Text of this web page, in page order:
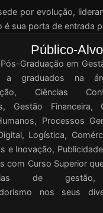
por evolução,
é sua porta de entrada
Público-Alvo
Graduação em
a graduados na
Ciências
Gestão Financeira,
Processos
Logística,
e Inovação,
com Curso Superior
de
nos seus